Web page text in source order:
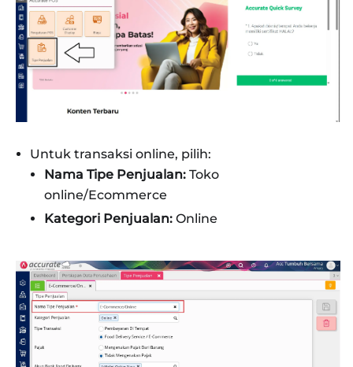
Untuk transaksi online, pilih:
Nama Tipe Penjualan: Toko
online/Ecommerce
Kategori Penjualan: Online